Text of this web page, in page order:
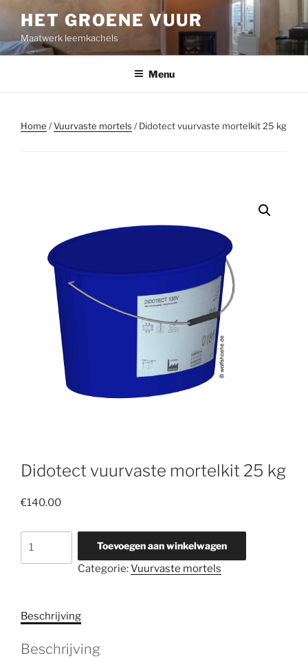
de
inhoud
HET GROENE VUUR
Maatwerk leemkachels
Menu
Home /Vuurvaste mortels / Didotect vuurvaste mortelkit 25 kg
Didotect vuurvaste mortelkit 25 kg
€140.00
aantal
Toevoegen aan winkelwagen
Categorie:Vuurvaste mortels
Beschrijving
Beschrijving